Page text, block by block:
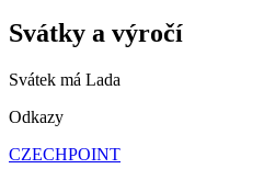
Svátky a výročí
Svátek má Lada
Odkazy
CZECHPOINT